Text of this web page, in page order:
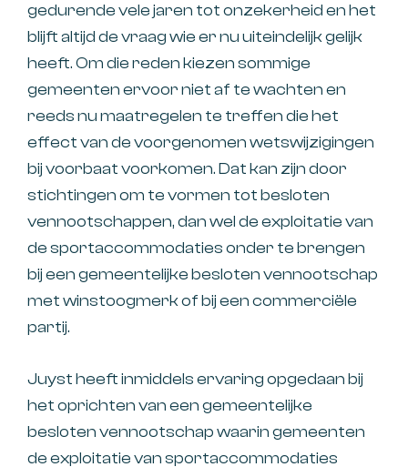
gedurende vele jaren tot onzekerheid en het
blijft altijd de vraag wie er nu uiteindelijk gelijk
heeft. Om die reden kiezen sommige
gemeenten ervoor niet af te wachten en
reeds nu maatregelen te treffen die het
effect van de voorgenomen wetswijzigingen
bij voorbaat voorkomen. Dat kan zijn door
stichtingen om te vormen tot besloten
vennootschappen, dan wel de exploitatie van
de sportaccommodaties onder te brengen
bij een gemeentelijke besloten vennootschap
met winstoogmerk of bij een commerciële
partij.
Juyst heeft inmiddels ervaring opgedaan bij
het oprichten van een gemeentelijke
besloten vennootschap waarin gemeenten
de exploitatie van sportaccommodaties